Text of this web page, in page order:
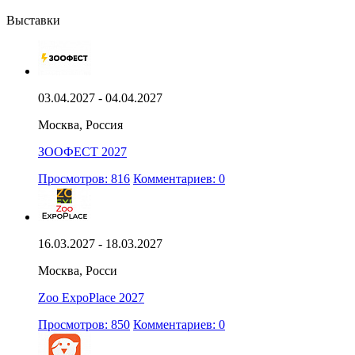
Выставки
03.04.2027 - 04.04.2027
Москва, Россия
ЗООФЕСТ 2027
Просмотров: 816 Комментариев: 0
16.03.2027 - 18.03.2027
Москва, Росси
Zoo ExpoPlace 2027
Просмотров: 850 Комментариев: 0